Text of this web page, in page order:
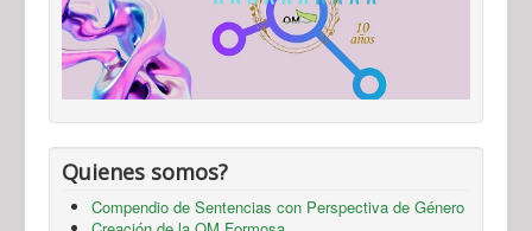
Quienes somos?
Compendio de Sentencias con Perspectiva de Género